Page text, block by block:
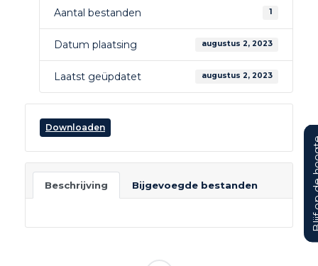
Aantal bestanden 1
Datum plaatsing augustus 2, 2023
Laatst geüpdatet augustus 2, 2023
Downloaden
Beschrijving Bijgevoegde bestanden Blijf